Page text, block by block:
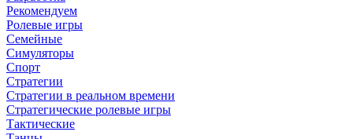
Рекомендуем
Ролевые игры
Семейные
Симуляторы
Спорт
Стратегии
Стратегии в реальном времени
Стратегические ролевые игры
Тактические